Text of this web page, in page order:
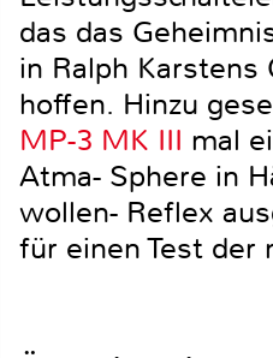
das das
in Ralph Karstens
hoffen. Hinzu
MP-3 MK III mal
Atma- Sphere in
wollen- Reflex
für einen Test der